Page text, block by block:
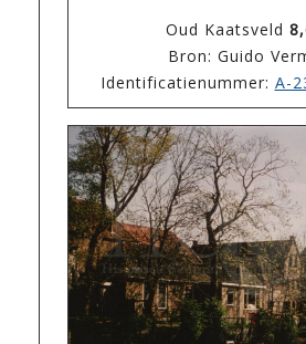
Oud Kaatsveld
Bron: Guido
Identificatienummer: A-